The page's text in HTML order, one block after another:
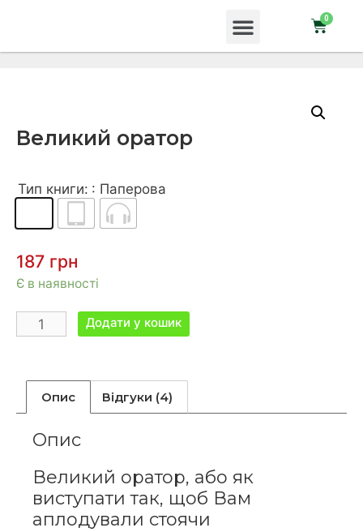
Великий оратор
Тип книги: : Паперова
187 грн
Є в наявності
Додати у кошик
Опис Відгуки (4)
Опис
Великий оратор, або як
виступати так, щоб Вам
аплодували стоячи